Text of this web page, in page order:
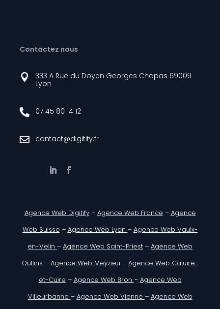
Contactez nous

333 A Rue du Doyen Georges Chapas 69009
Lyon
 07 45 80 14 12
 contact@digitify.fr
Agence Web Digitify– Agence Web France – Agence
Web Suisse – Agence Web Lyon – Agence Web Vaulx-
en-Velin – Agence Web Saint-Priest – Agence Web
Oullins – Agence Web Meyzieu – Agence Web Caluire-
et-Cuire – Agence Web Bron – Agence Web
Villeurbanne – Agence Web Vienne – Agence Web